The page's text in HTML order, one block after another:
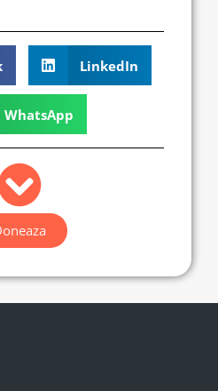
LinkedIn
WhatsApp